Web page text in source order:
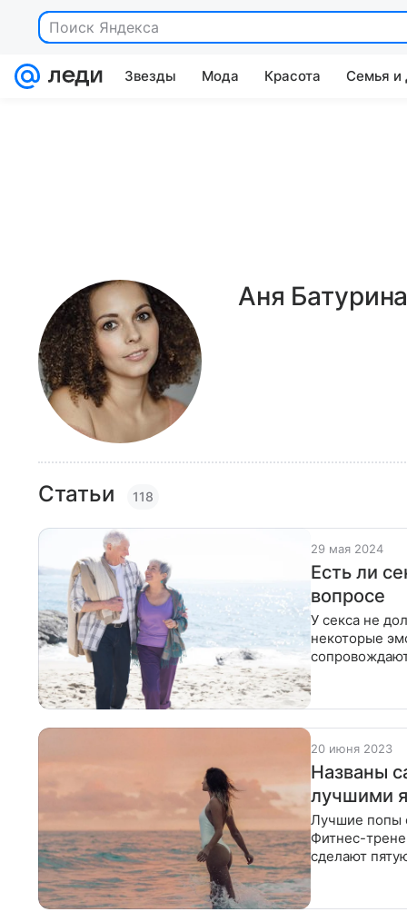
Поиск Яндекса
Звезды Мода Красота Семья и
Аня
Статьи 118
29 мая 2024
Есть ли
вопросе
У секса не
некоторые
20 июня 2023
Названы
лучшими
Лучшие попы
Фитнес-
сделают